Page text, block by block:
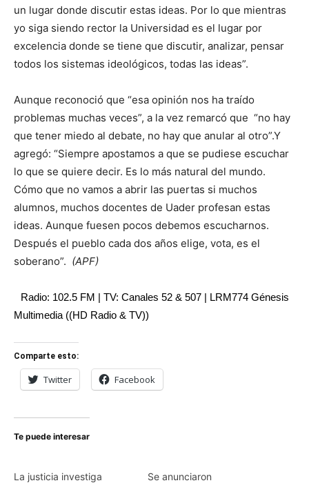
un lugar donde discutir estas ideas. Por lo que mientras
yo siga siendo rector la Universidad es el lugar por
excelencia donde se tiene que discutir, analizar, pensar
todos los sistemas ideológicos, todas las ideas”.
Aunque reconoció que “esa opinión nos ha traído
problemas muchas veces”, a la vez remarcó que “no hay
que tener miedo al debate, no hay que anular al otro”.Y
agregó: “Siempre apostamos a que se pudiese escuchar
lo que se quiere decir. Es lo más natural del mundo.
Cómo que no vamos a abrir las puertas si muchos
alumnos, muchos docentes de Uader profesan estas
ideas. Aunque fuesen pocos debemos escucharnos.
Después el pueblo cada dos años elige, vota, es el
soberano”. (APF)
Radio: 102.5 FM | TV: Canales 52 & 507 | LRM774 Génesis
Multimedia ((HD Radio & TV))
Comparte esto:
Twitter Facebook
Te puede interesar
La justicia investiga
Se anunciaron